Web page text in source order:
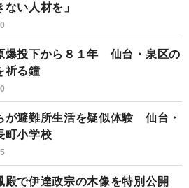
い人材を」
爆投下から８１年 仙台・泉区の
祈る鐘
が避難所生活を疑似体験 仙台・
町小学校
殿で伊達政宗の木像を特別公開